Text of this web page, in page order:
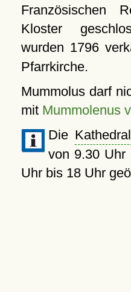
Französischen
Kloster
wurden 1796
Pfarrkirche.
Mummolus darf
mit Mummolenus
Die
von 9.30
Uhr bis 18 Uhr